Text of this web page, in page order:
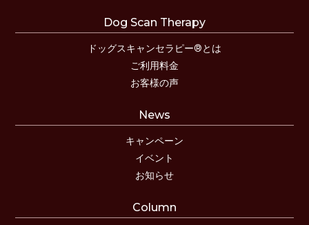
Dog Scan Therapy
ドッグスキャンセラピー®とは
ご利用料金
お客様の声
News
キャンペーン
イベント
お知らせ
Column